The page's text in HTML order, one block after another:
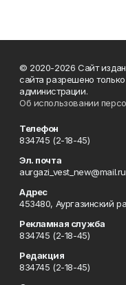
© 2020-2026 Сайт
сайта разрешено
администрации.
Об использовании
Телефон
834745 (2-18-45)
Эл. почта
aurgazi_vest_new@mail.ru
Адрес
453480, Аургазинский
Рекламная служба
834745 (2-18-45)
Редакция
834745 (2-18-45)